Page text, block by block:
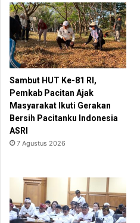
Sambut HUT Ke-81 RI,
Pemkab Pacitan Ajak
Masyarakat Ikuti Gerakan
Bersih Pacitanku Indonesia
ASRI
7 Agustus 2026